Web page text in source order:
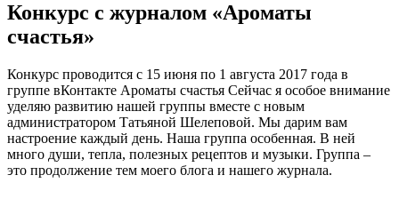
Конкурс с журналом «Ароматы
счастья»
Конкурс проводится с 15 июня по 1 августа 2017 года в
группе вКонтакте Ароматы счастья Сейчас я особое внимание
уделяю развитию нашей группы вместе с новым
администратором Татьяной Шелеповой. Мы дарим вам
настроение каждый день. Наша группа особенная. В ней
много души, тепла, полезных рецептов и музыки. Группа –
это продолжение тем моего блога и нашего журнала.